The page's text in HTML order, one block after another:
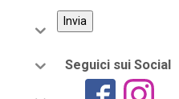
Seguici sui Social